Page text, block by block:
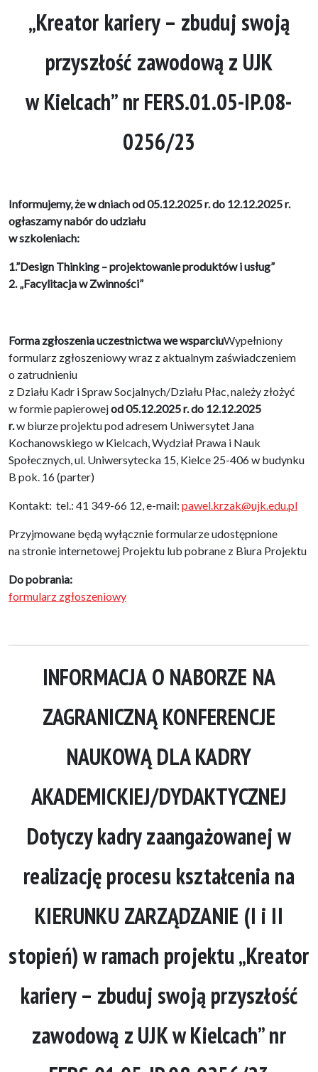
„Kreator kariery – zbuduj swoją
przyszłość zawodową z UJK
w Kielcach” nr FERS.01.05-IP.08-
0256/23
Informujemy, że w dniach od 05.12.2025 r. do 12.12.2025 r.
ogłaszamy nabór do udziału
w szkoleniach:
1.”Design Thinking – projektowanie produktów i usług”
2. „Facylitacja w Zwinności”
Forma zgłoszenia uczestnictwa we wsparciuWypełniony
formularz zgłoszeniowy wraz z aktualnym zaświadczeniem
o zatrudnieniu
z Działu Kadr i Spraw Socjalnych/Działu Płac, należy złożyć
w formie papierowejod 05.12.2025 r. do 12.12.2025
r.w biurze projektu pod adresem Uniwersytet Jana
Kochanowskiego w Kielcach, Wydział Prawa i Nauk
Społecznych, ul. Uniwersytecka 15, Kielce 25-406 w budynku
B pok. 16 (parter)
Kontakt: tel.: 41 349-66 12, e-mail: pawel.krzak@ujk.edu.pl
Przyjmowane będą wyłącznie formularze udostępnione
na stronie internetowej Projektu lub pobrane z Biura Projektu
Do pobrania:
formularz zgłoszeniowy
INFORMACJA O NABORZE NA
ZAGRANICZNĄ KONFERENCJE
NAUKOWĄ DLA KADRY
AKADEMICKIEJ/DYDAKTYCZNEJ
Dotyczy kadry zaangażowanej w
realizację procesu kształcenia na
KIERUNKU ZARZĄDZANIE (I i II
stopień) w ramach projektu „Kreator
kariery – zbuduj swoją przyszłość
zawodową z UJK w Kielcach” nr